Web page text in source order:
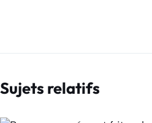
Sujets relatifs